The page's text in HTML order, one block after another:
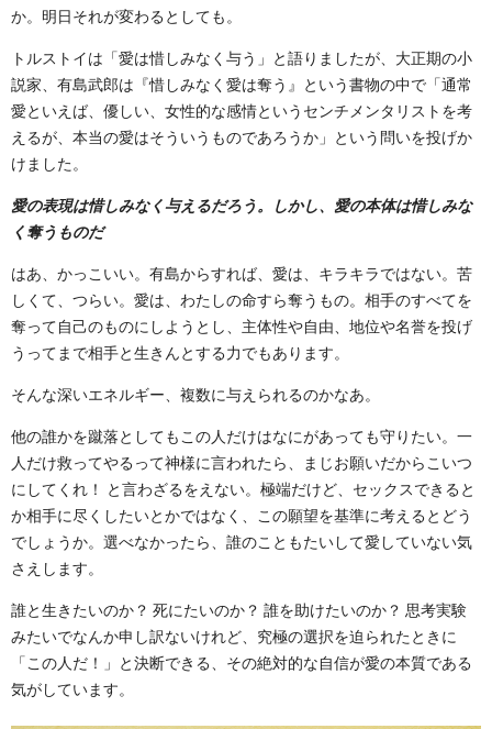
か。明日それが変わるとしても。
トルストイは「愛は惜しみなく与う」と語りましたが、大正期の小
説家、有島武郎は『惜しみなく愛は奪う』という書物の中で「通常
愛といえば、優しい、女性的な感情というセンチメンタリストを考
えるが、本当の愛はそういうものであろうか」という問いを投げか
けました。
愛の表現は惜しみなく与えるだろう。しかし、愛の本体は惜しみな
く奪うものだ
はあ、かっこいい。有島からすれば、愛は、キラキラではない。苦
しくて、つらい。愛は、わたしの命すら奪うもの。相手のすべてを
奪って自己のものにしようとし、主体性や自由、地位や名誉を投げ
うってまで相手と生きんとする力でもあります。
そんな深いエネルギー、複数に与えられるのかなあ。
他の誰かを蹴落としてもこの人だけはなにがあっても守りたい。一
人だけ救ってやるって神様に言われたら、まじお願いだからこいつ
にしてくれ！ と言わざるをえない。極端だけど、セックスできると
か相手に尽くしたいとかではなく、この願望を基準に考えるとどう
でしょうか。選べなかったら、誰のこともたいして愛していない気
さえします。
誰と生きたいのか？ 死にたいのか？ 誰を助けたいのか？ 思考実験
みたいでなんか申し訳ないけれど、究極の選択を迫られたときに
「この人だ！」と決断できる、その絶対的な自信が愛の本質である
気がしています。